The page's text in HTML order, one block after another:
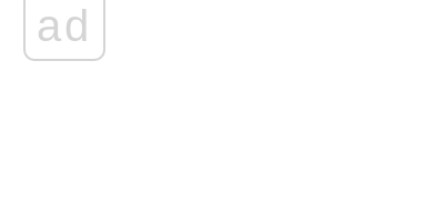
ad